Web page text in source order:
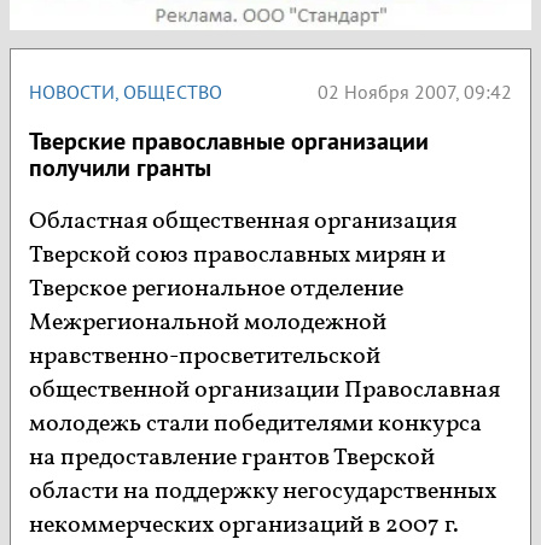
НОВОСТИ, ОБЩЕСТВО 02 Ноября 2007, 09:42
Тверские православные организации
получили гранты
Областная общественная организация
Тверской союз православных мирян и
Тверское региональное отделение
Межрегиональной молодежной
нравственно-просветительской
общественной организации Православная
молодежь стали победителями конкурса
на предоставление грантов Тверской
области на поддержку негосударственных
некоммерческих организаций в 2007 г.